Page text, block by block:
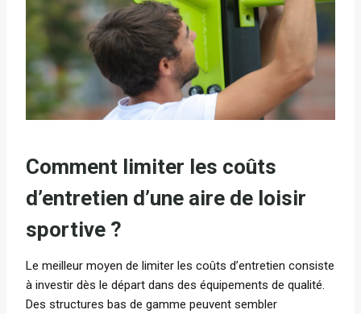
Comment limiter les coûts
d’entretien d’une aire de loisir
sportive ?
Le meilleur moyen de limiter les coûts d’entretien consiste
à investir dès le départ dans des équipements de qualité.
Des structures bas de gamme peuvent sembler